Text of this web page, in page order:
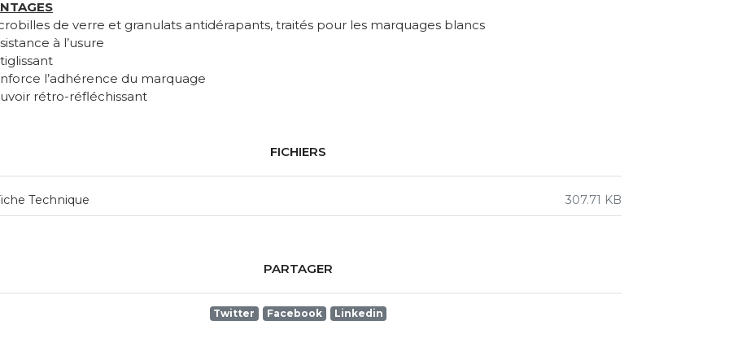
de verre et granulats antidérapants, traités pour les marquages blancs
à l’usure
l’adhérence du marquage
rétro-réfléchissant
FICHIERS
Technique 307.71 KB
PARTAGER
Twitter Facebook Linkedin